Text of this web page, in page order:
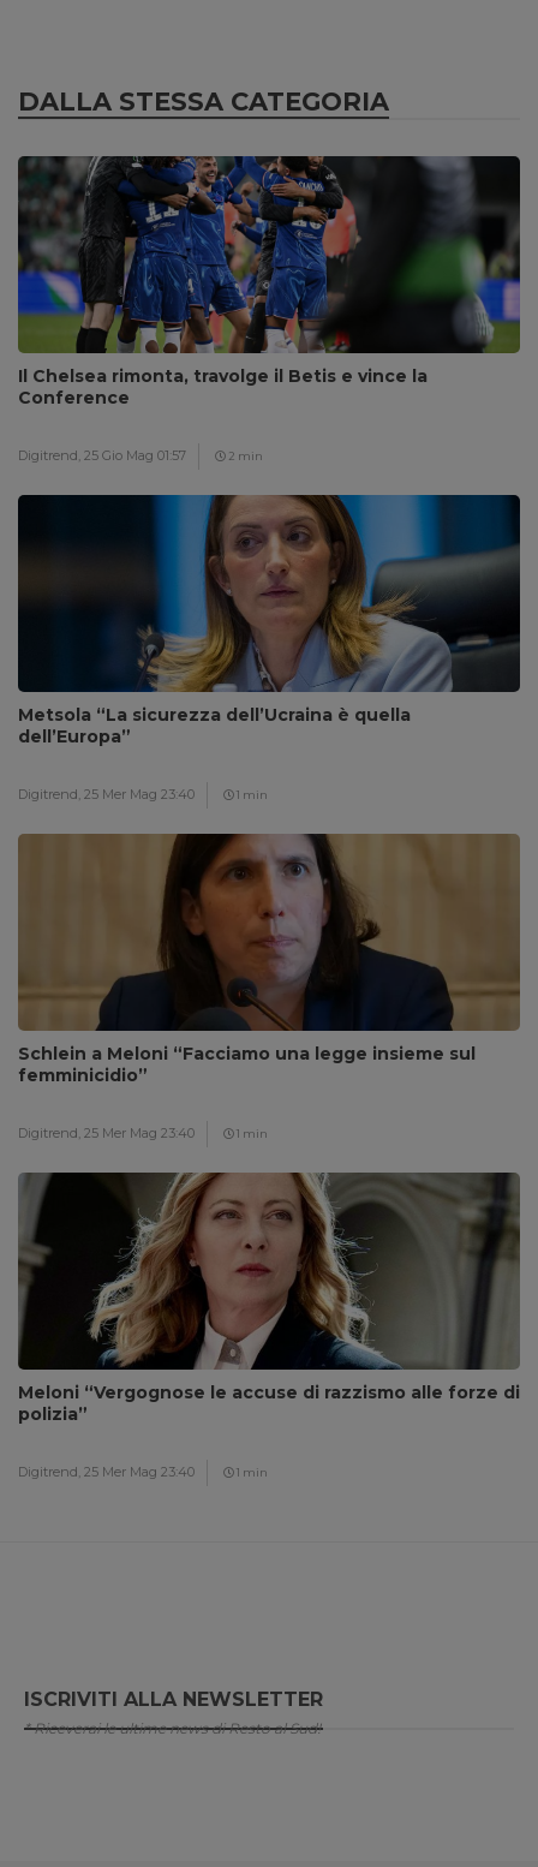
DALLA STESSA CATEGORIA
Il Chelsea rimonta, travolge il Betis e vince la
Conference
Digitrend, 25 Gio Mag 01:57 2 min
Metsola “La sicurezza dell’Ucraina è quella
dell’Europa”
Digitrend, 25 Mer Mag 23:40 1 min
Schlein a Meloni “Facciamo una legge insieme sul
femminicidio”
Digitrend, 25 Mer Mag 23:40 1 min
Meloni “Vergognose le accuse di razzismo alle forze di
polizia”
Digitrend, 25 Mer Mag 23:40 1 min
ISCRIVITI ALLA NEWSLETTER
* Riceverai le ultime news di Resto al Sud!